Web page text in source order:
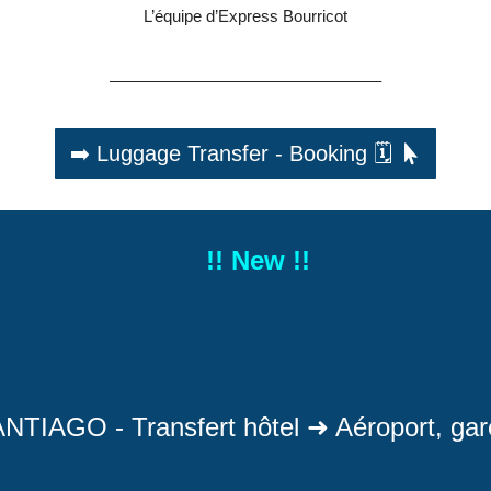
L’équipe d’Express Bourricot
————————————————–
➡️ Luggage Transfer - Booking 🗓️
!! New !!
- Transfert hôtel ➜ Aéroport,